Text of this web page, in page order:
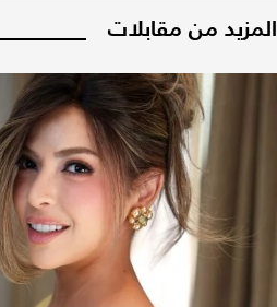
المزيد من مقابلات